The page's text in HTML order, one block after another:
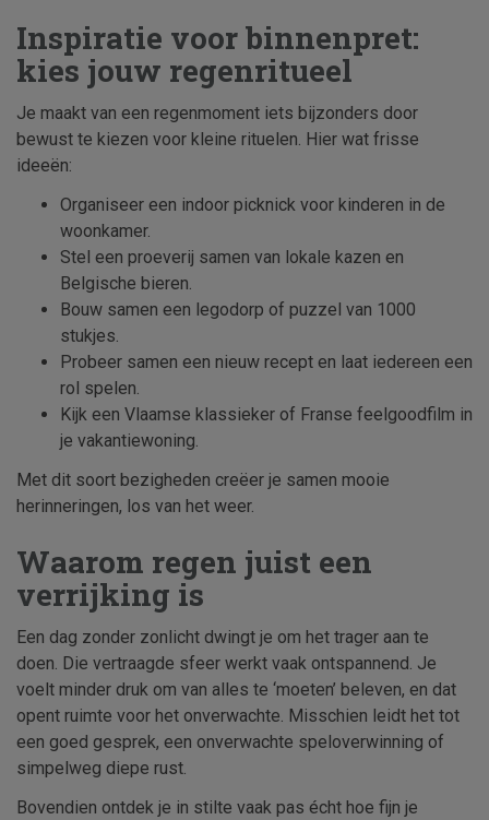
Inspiratie voor binnenpret:
kies jouw regenritueel
Je maakt van een regenmoment iets bijzonders door
bewust te kiezen voor kleine rituelen. Hier wat frisse
ideeën:
Organiseer een indoor picknick voor kinderen in de
woonkamer.
Stel een proeverij samen van lokale kazen en
Belgische bieren.
Bouw samen een legodorp of puzzel van 1000
stukjes.
Probeer samen een nieuw recept en laat iedereen een
rol spelen.
Kijk een Vlaamse klassieker of Franse feelgoodfilm in
je vakantiewoning.
Met dit soort bezigheden creëer je samen mooie
herinneringen, los van het weer.
Waarom regen juist een
verrijking is
Een dag zonder zonlicht dwingt je om het trager aan te
doen. Die vertraagde sfeer werkt vaak ontspannend. Je
voelt minder druk om van alles te ‘moeten’ beleven, en dat
opent ruimte voor het onverwachte. Misschien leidt het tot
een goed gesprek, een onverwachte speloverwinning of
simpelweg diepe rust.
Bovendien ontdek je in stilte vaak pas écht hoe fijn je